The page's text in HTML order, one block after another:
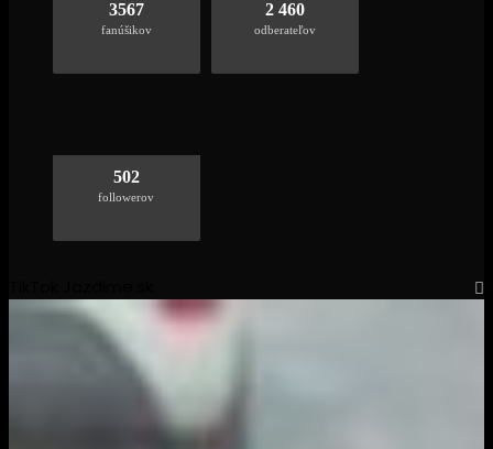
3567
fanúšikov
2 460
odberateľov
502
followerov